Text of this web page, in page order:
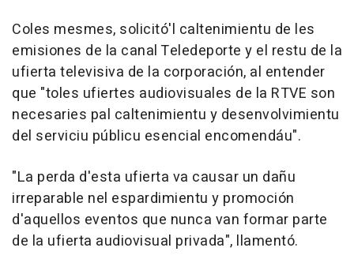
Coles mesmes, solicitó'l caltenimientu de les
emisiones de la canal Teledeporte y el restu de la
ufierta televisiva de la corporación, al entender
que "toles ufiertes audiovisuales de la RTVE son
necesaries pal caltenimientu y desenvolvimientu
del serviciu públicu esencial encomendáu".
"La perda d'esta ufierta va causar un dañu
irreparable nel espardimientu y promoción
d'aquellos eventos que nunca van formar parte
de la ufierta audiovisual privada", llamentó.